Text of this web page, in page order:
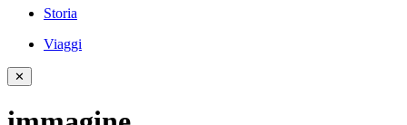
Storia
Viaggi
✕